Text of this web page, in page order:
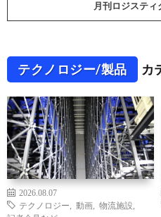
月刊ロジスティ
テクノロジー/製品 カ
2026.08.07
テクノロジー
動画 物流施設